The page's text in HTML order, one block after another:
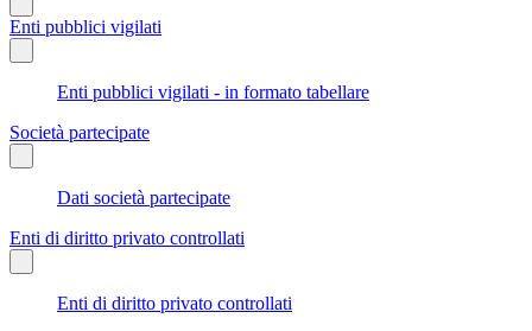
Enti pubblici vigilati
Enti pubblici vigilati - in formato tabellare
Società partecipate
Dati società partecipate
Enti di diritto privato controllati
Enti di diritto privato controllati